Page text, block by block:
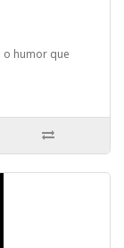
o humor que